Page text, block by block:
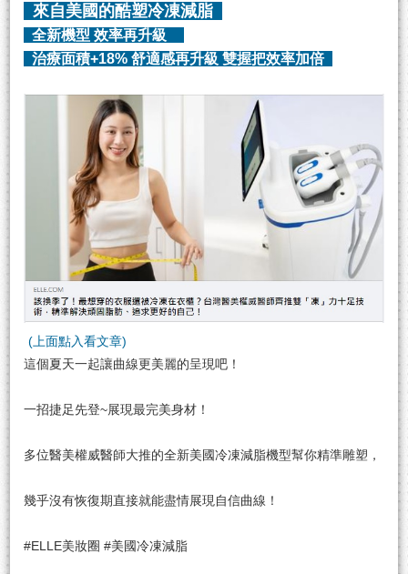
來自美國的酷塑冷凍減脂
全新機型 效率再升級
治療面積+18% 舒適感再升級 雙握把效率加倍
(上面點入看文章)
這個夏天一起讓曲線更美麗的呈現吧！
一招捷足先登~展現最完美身材！
多位醫美權威醫師大推的全新美國冷凍減脂機型幫你精準雕塑，
幾乎沒有恢復期直接就能盡情展現自信曲線！
#ELLE美妝圈 #美國冷凍減脂